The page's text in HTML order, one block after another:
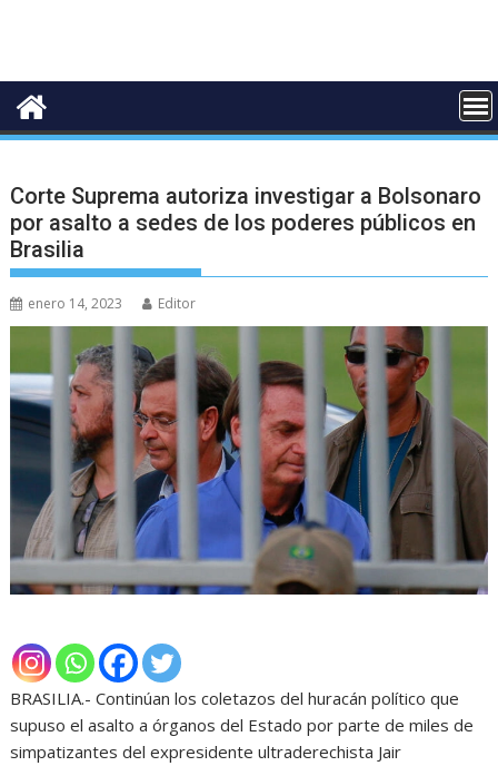
Corte Suprema autoriza investigar a Bolsonaro
por asalto a sedes de los poderes públicos en
Brasilia
enero 14, 2023 Editor
BRASILIA.- Continúan los coletazos del huracán político que
supuso el asalto a órganos del Estado por parte de miles de
simpatizantes del expresidente ultraderechista Jair